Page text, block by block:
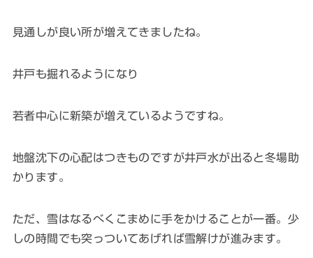
見通しが良い所が増えてきましたね。
井戸も掘れるようになり
若者中心に新築が増えているようですね。
地盤沈下の心配はつきものですが井戸水が出ると冬場助
かります。
ただ、雪はなるべくこまめに手をかけることが一番。少
しの時間でも突っついてあげれば雪解けが進みます。